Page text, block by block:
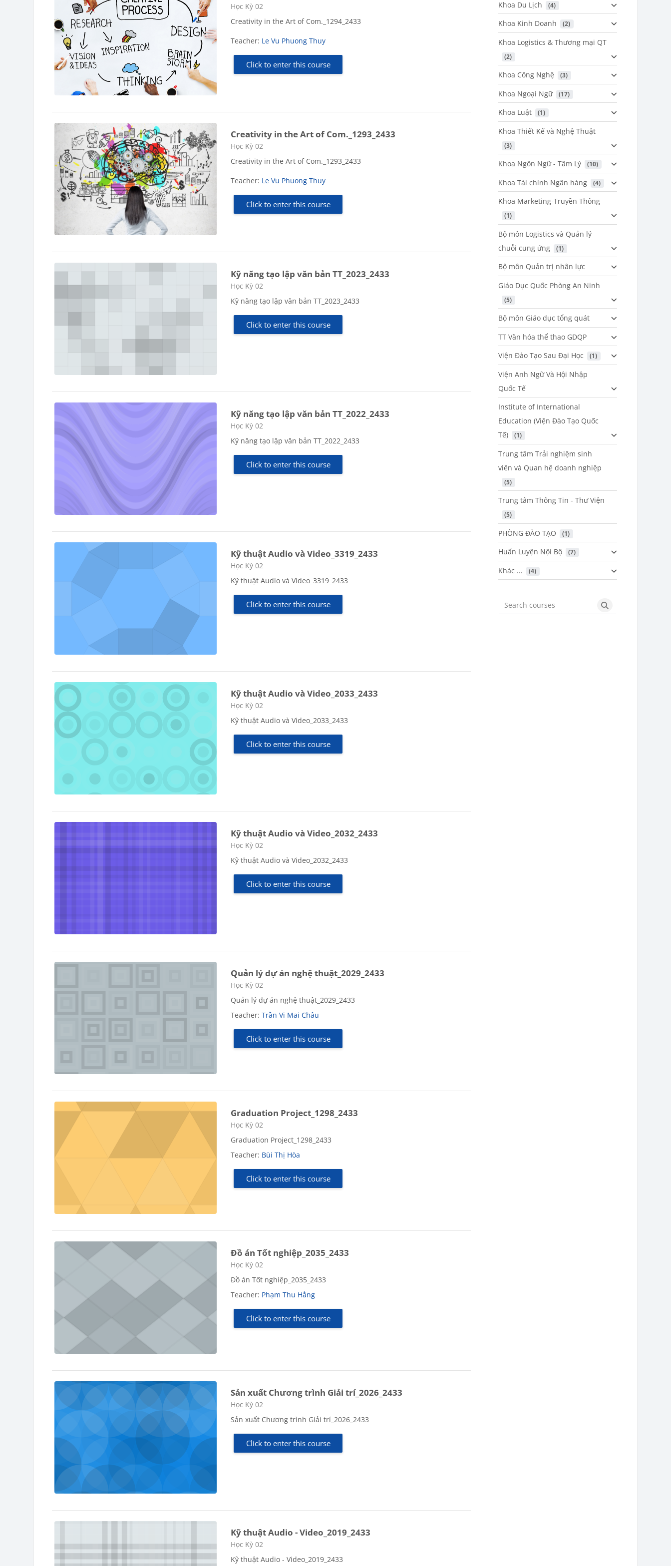
Course category
Học Kỳ 02
Creativity in the Art of Com._1294_2433
Teacher: Le Vu Phuong Thuy
Click to enter this course
Creativity in the Art of Com._1293_2433
Course category
Học Kỳ 02
Creativity in the Art of Com._1293_2433
Teacher: Le Vu Phuong Thuy
Click to enter this course
Kỹ năng tạo lập văn bản TT_2023_2433
Course category
Học Kỳ 02
Kỹ năng tạo lập văn bản TT_2023_2433
Click to enter this course
Kỹ năng tạo lập văn bản TT_2022_2433
Course category
Học Kỳ 02
Kỹ năng tạo lập văn bản TT_2022_2433
Click to enter this course
Kỹ thuật Audio và Video_3319_2433
Course category
Học Kỳ 02
Kỹ thuật Audio và Video_3319_2433
Click to enter this course
Kỹ thuật Audio và Video_2033_2433
Course category
Học Kỳ 02
Kỹ thuật Audio và Video_2033_2433
Click to enter this course
Kỹ thuật Audio và Video_2032_2433
Course category
Học Kỳ 02
Kỹ thuật Audio và Video_2032_2433
Click to enter this course
Quản lý dự án nghệ thuật_2029_2433
Course category
Học Kỳ 02
Quản lý dự án nghệ thuật_2029_2433
Teacher:Trần Vi Mai Châu
Click to enter this course
Graduation Project_1298_2433
Course category
Học Kỳ 02
Graduation Project_1298_2433
Teacher: Bùi Thị Hòa
Click to enter this course
Đồ án Tốt nghiệp_2035_2433
Course category
Học Kỳ 02
Đồ án Tốt nghiệp_2035_2433
Teacher: Phạm Thu Hằng
Click to enter this course
Sản xuất Chương trình Giải trí_2026_2433
Course category
Học Kỳ 02
Sản xuất Chương trình Giải trí_2026_2433
Click to enter this course
Kỹ thuật Audio - Video_2019_2433
Course category
Học Kỳ 02
Kỹ thuật Audio - Video_2019_2433
Khoa Du Lịch (4)
Khoa Kinh Doanh (2)
Khoa Logistics & Thương mại QT
(2)
Khoa Công Nghệ (3)
Khoa Ngoại Ngữ (17)
Khoa Luật (1)
Khoa Thiết Kế và Nghệ Thuật
(3)
Khoa Ngôn Ngữ - Tâm Lý (10)
Khoa Tài chính Ngân hàng (4)
Khoa Marketing-Truyền Thông
(1)
Bộ môn Logistics và Quản lý
chuỗi cung ứng
(1)
Bộ môn Quản trị nhân lực
Giáo Dục Quốc Phòng An Ninh
(5)
Bộ môn Giáo dục tổng quát
TT Văn hóa thể thao GDQP
Viện Đào Tạo Sau Đại Học
(1)
Viện Anh Ngữ Và Hội Nhập
Quốc Tế
Institute of International
Education (Viện Đào Tạo Quốc
Tế)
(1)
Trung tâm Trải nghiệm sinh
viên và Quan hệ doanh nghiệp
(5)
Trung tâm Thông Tin - Thư Viện
(5)
PHÒNG ĐÀO TẠO (1)
Huấn Luyện Nội Bộ (7)
Khác ... (4)
Search courses Search courses